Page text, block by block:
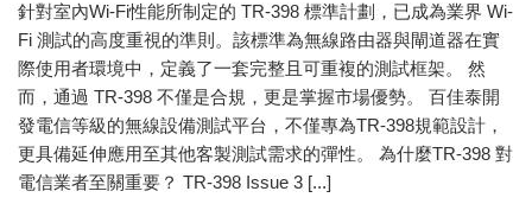
針對室內Wi-Fi性能所制定的 TR-398 標準計劃，已成為業界 Wi-
Fi 測試的高度重視的準則。該標準為無線路由器與閘道器在實
際使用者環境中，定義了一套完整且可重複的測試框架。 然
而，通過 TR-398 不僅是合規，更是掌握市場優勢。 百佳泰開
發電信等級的無線設備測試平台，不僅專為TR-398規範設計，
更具備延伸應用至其他客製測試需求的彈性。 為什麼TR-398 對
電信業者至關重要？ TR-398 Issue 3 [...]